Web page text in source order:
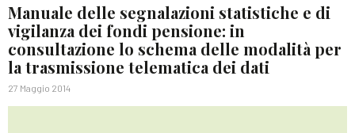
Manuale delle segnalazioni statistiche e di
vigilanza dei fondi pensione: in
consultazione lo schema delle modalità per
la trasmissione telematica dei dati
27 Maggio 2014